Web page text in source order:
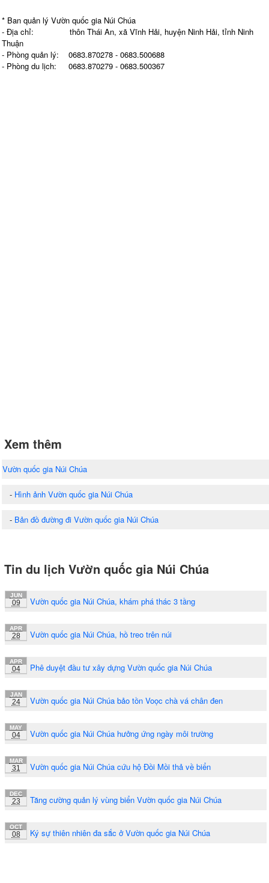
* Ban quản lý Vườn quốc gia Núi Chúa
- Địa chỉ: thôn Thái An, xã Vĩnh Hải, huyện Ninh Hải, tỉnh Ninh
Thuận
- Phòng quản lý: 0683.870278 - 0683.500688
- Phòng du lịch: 0683.870279 - 0683.500367
Xem thêm
Vườn quốc gia Núi Chúa
- Hình ảnh Vườn quốc gia Núi Chúa
- Bản đồ đường đi Vườn quốc gia Núi Chúa
Tin du lịch Vườn quốc gia Núi Chúa
JUN
09 Vườn quốc gia Núi Chúa, khám phá thác 3 tầng
APR
28 Vườn quốc gia Núi Chúa, hồ treo trên núi
APR
04 Phê duyệt đầu tư xây dựng Vườn quốc gia Núi Chúa
JAN
24 Vườn quốc gia Núi Chúa bảo tồn Voọc chà vá chân đen
MAY
04 Vườn quốc gia Núi Chúa hưởng ứng ngày môi trường
MAR
31 Vườn quốc gia Núi Chúa cứu hộ Đồi Mồi thả về biển
DEC
23 Tăng cường quản lý vùng biển Vườn quốc gia Núi Chúa
OCT
08 Ký sự thiên nhiên đa sắc ở Vườn quốc gia Núi Chúa